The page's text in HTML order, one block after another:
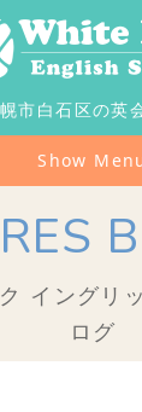
市白石区の英
Show
イングリ
ログ